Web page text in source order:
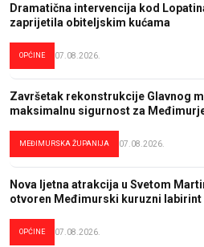
Dramatična intervencija kod
zaprijetila obiteljskim kućama
OPĆINE 07.08.2026.
Završetak rekonstrukcije Glavnog
maksimalnu sigurnost za
MEĐIMURSKA ŽUPANIJA 07.08.2026.
Nova ljetna atrakcija u Svetom
otvoren Međimurski kuruzni labirint
OPĆINE 07.08.2026.